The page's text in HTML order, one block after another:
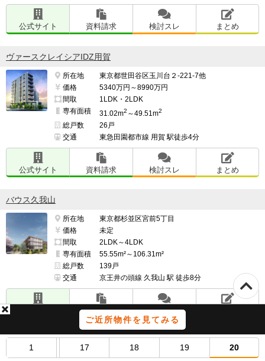
ご近所物件を見てみる
1 17 18 19 20
公式サイト 資料請求 検討スレ まとめ
ヴァースクレイシアIDZ用賀
所在地
東京都世田谷区玉川台２-221-7他
価格
5340万円～8990万円
間取
1LDK・2LDK
専有面積
31.02m2 ～49.51m2
総戸数
26戸
交通
東急田園都市線 用賀 駅徒歩4分
公式サイト 資料請求 検討スレ まとめ
バウス久我山
所在地
東京都杉並区宮前5丁目
価格
未定
間取
2LDK～4LDK
専有面積
55.55m²～106.31m²
総戸数
139戸
交通
京王井の頭線 久我山 駅 徒歩8分
資料請求 検討スレ
ピアース白金台パークフロント